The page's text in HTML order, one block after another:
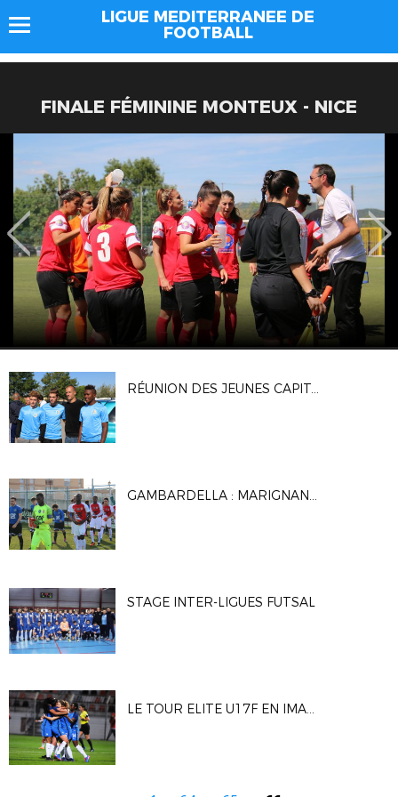
LIGUE MEDITERRANEE DE
FOOTBALL
FINALE FÉMININE MONTEUX - NICE
RÉUNION DES JEUNES CAPITAINES MÉDITERRANÉENS
GAMBARDELLA : MARIGNANE GIGNAC FC / AS MONACO
STAGE INTER-LIGUES FUTSAL
LE TOUR ELITE U17F EN IMAGES